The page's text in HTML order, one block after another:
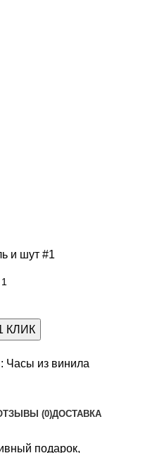
и шут #1
КЛИК
Часы из винила
(0)ДОСТАВКА
подарок,